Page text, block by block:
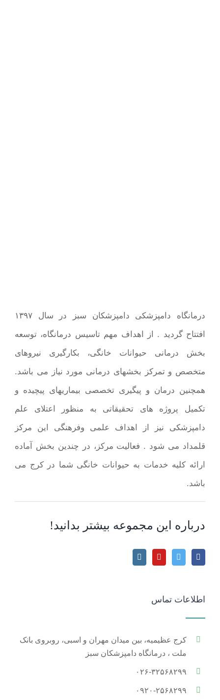
درمانگاه دامپزشکی دامپزشکان سبز در سال ۱۳۹۷
افتتاح گردید . از اهداف مهم تاسیس درمانگاه، توسعه
بخش درمانی حیوانات خانگی، بکارگیری نیروهای
متخصص و تمرکز بخشهای درمانی مورد نیاز می باشد.
همچنین درمان و پیگیری تخصصی بیماریهای پیچیده و
تکمیل پروژه های تحقیقاتی به منظور اعتلای علم
دامپزشکی نیز از اهداف علمی وفرهنگی این مرکز
قلمداد می شود . فعالیت مرکز، در چندین بخش آماده
ارائه کلیه خدمات به حیوانات خانگی شما در کرج می
باشد.
درباره این مجموعه بیشتر بدانید!
اطلاعات تماس
کرج عظیمیه، بین میدان مهران و اسبی، روبروی بانک
ملت ، درمانگاه دامپزشکان سبز
۰۲۶-۳۲۵۶۸۲۹۹
۰۹۲۰-۲۵۶۸۲۹۹